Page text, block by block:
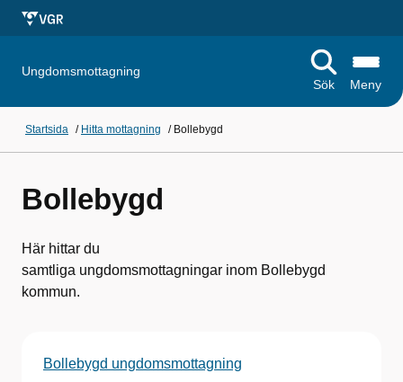
Ungdomsmottagning
Sök
Meny
Startsida / Hitta mottagning / Bollebygd
Bollebygd
Här hittar du
samtliga ungdomsmottagningar inom Bollebygd
kommun.
Bollebygd ungdomsmottagning